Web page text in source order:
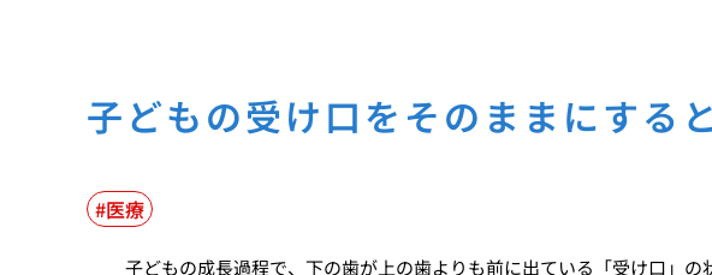
子どもの受け口をそのままにする
医療
子どもの成長過程で、下の歯が上の歯よりも前に出ている「受け口」